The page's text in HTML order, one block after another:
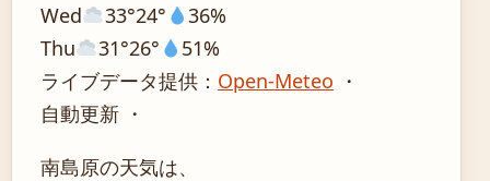
Wed
33°24°
36%
Thu
31°26°
51%
ライブデータ提供： Open-Meteo ・
自動更新 ・
南島原の天気は、